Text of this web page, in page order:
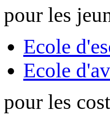
pour les
Ecole
Ecole
pour les